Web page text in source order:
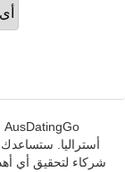
أستراليا.
شركاء لتحقيق أي